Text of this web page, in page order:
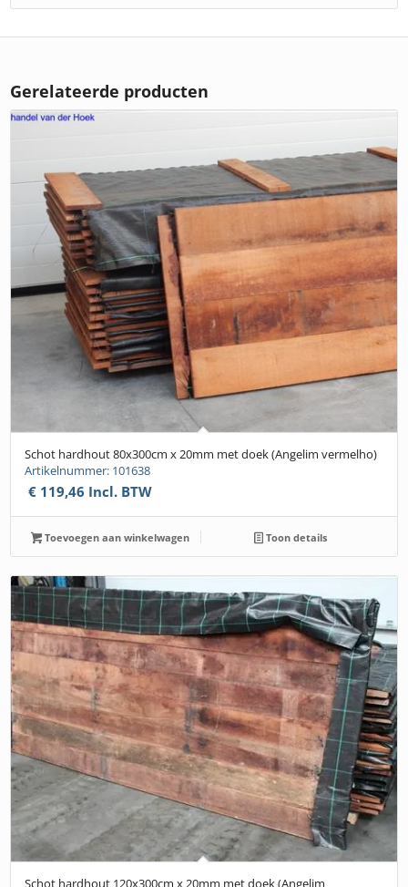
Gerelateerde producten
Schot hardhout 80x300cm x 20mm met doek (Angelim vermelho)
Artikelnummer: 101638
€ 119,46 Incl. BTW
Toevoegen aan winkelwagen Toon details
Schot hardhout 120x300cm x 20mm met doek (Angelim